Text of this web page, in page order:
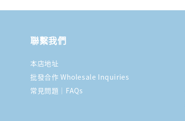
聯繫我們
本店地址
批發合作 Wholesale Inquiries
常見問題｜FAQs